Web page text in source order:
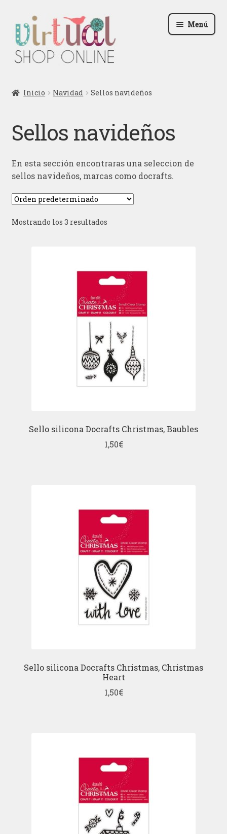
la
navegación
al
contenido
Menú
Contactar
Blog
Inicio Navidad Sellos navideños
Sellos navideños
En esta sección encontraras una seleccion de
sellos navideños, marcas como docrafts.
Mostrando los 3 resultados
Sello silicona Docrafts Christmas, Baubles
1,50€
Sello silicona Docrafts Christmas, Christmas
Heart
1,50€